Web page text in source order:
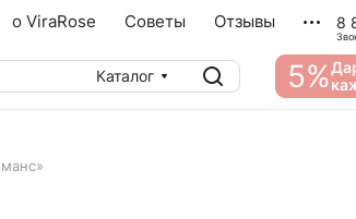
о ViraRose Советы Отзывы 8
Каталог 5%